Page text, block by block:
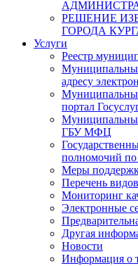
РЕШЕНИЕ
ГОРОДА
Услуги
Реестр
адресу
портал
ГБУ МФЦ
полномочий по
Меры
Перечень
Мониторинг
Электронные
Другая
Новости
Информация о